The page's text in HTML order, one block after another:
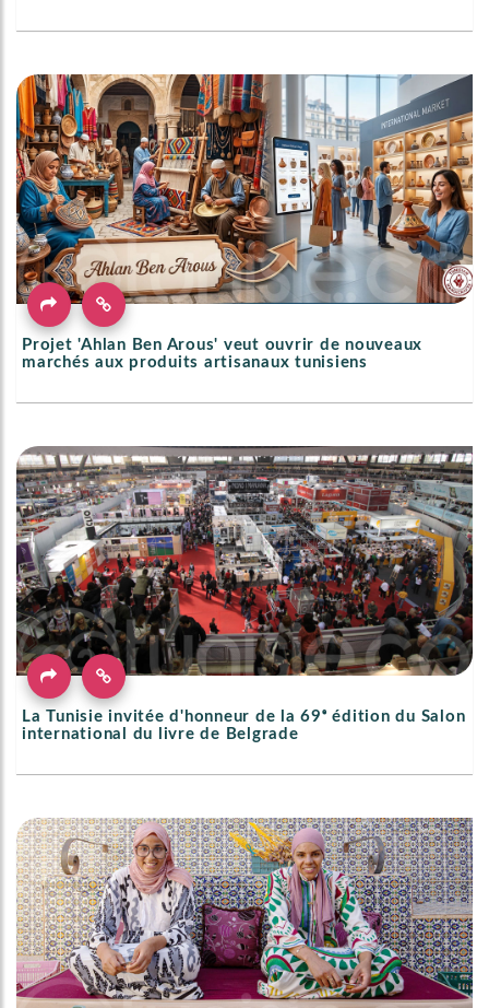
Projet 'Ahlan Ben Arous' veut ouvrir de nouveaux
marchés aux produits artisanaux tunisiens
La Tunisie invitée d'honneur de la 69ᵉ édition du Salon
international du livre de Belgrade